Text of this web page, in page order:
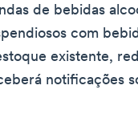
de bebidas
com
existente,
notificações